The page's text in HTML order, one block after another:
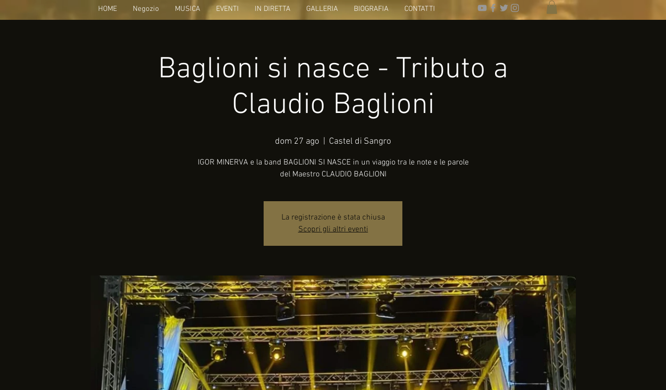
HOME Negozio MUSICA EVENTI IN DIRETTA GALLERIA BIOGRAFIA CONTATTI
Baglioni si nasce - Tributo a
Claudio Baglioni
dom 27 ago
  |
Castel di Sangro
IGOR MINERVA e la band BAGLIONI SI NASCE in un viaggio tra le note e le parole
del Maestro CLAUDIO BAGLIONI
La registrazione è stata chiusa
Scopri gli altri eventi